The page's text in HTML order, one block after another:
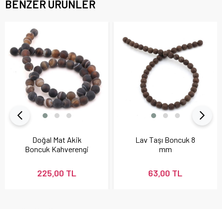
BENZER ÜRÜNLER
Doğal Mat Akik
Boncuk Kahverengi
225,00 TL
Lav Taşı Boncuk 8
mm
63,00 TL